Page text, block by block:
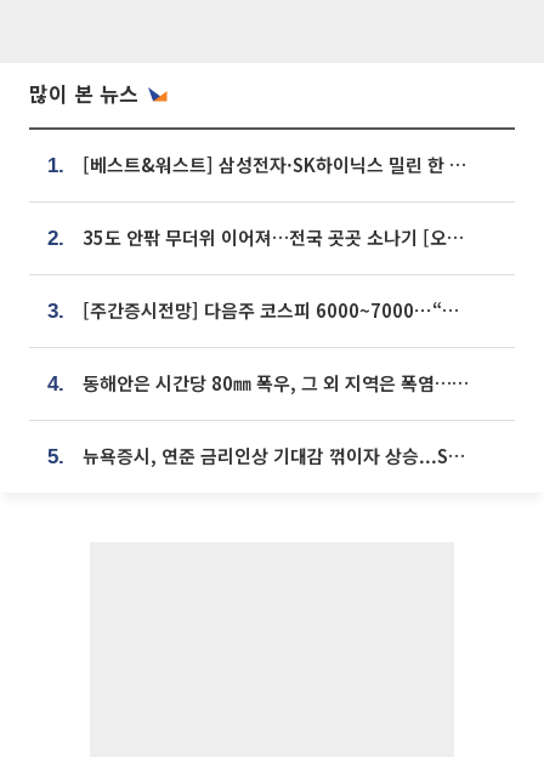
많이 본 뉴스
1. [베스트&워스트] 삼성전자·SK하이닉스 밀린 한 주…상상인증권은 85% 급등
2. 35도 안팎 무더위 이어져…전국 곳곳 소나기 [오늘 날씨]
3. [주간증시전망] 다음주 코스피 6000~7000⋯“外人 수급은 정책이 변수”
4. 동해안은 시간당 80㎜ 폭우, 그 외 지역은 폭염…‘극과 극 날씨’
5. 뉴욕증시, 연준 금리인상 기대감 꺾이자 상승...S&P500 사상 최고치 [종합]